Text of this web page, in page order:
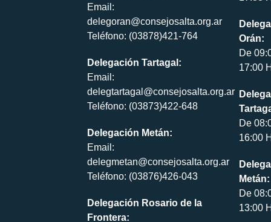
Email:
delegoran@consejosalta.org.ar
Teléfono: (03878)421-764
Delegación Tartagal:
Email:
delegtartagal@consejosalta.org.ar
Teléfono: (03873)422-648
Delegación Metán:
Email:
delegmetan@consejosalta.org.ar
Teléfono: (03876)426-043
Delegación Rosario de la
Frontera:
Orán:
De
17:00
De
16:00
Metán:
De
13:00